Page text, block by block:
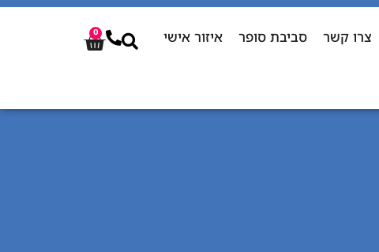
צרו קשר סביבת סופר איזור אישי 0